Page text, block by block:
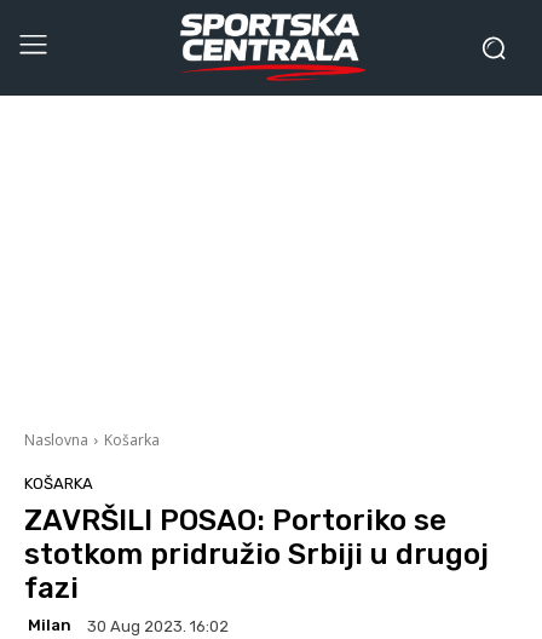
Naslovna Košarka
KOŠARKA
ZAVRŠILI POSAO: Portoriko se
stotkom pridružio Srbiji u drugoj
fazi
Milan 30 Aug 2023. 16:02